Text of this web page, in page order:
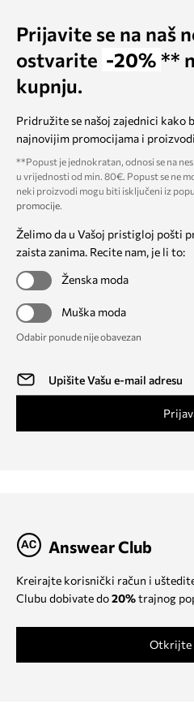
Prijavite se na naš
ostvarite -20% **
kupnju.
Pridružite se našoj zajednici kako
najnovijim promocijama i
**Popust je jednokratan, odnosi se na
u vrijednosti od min. 80€. Popust se ne
neki proizvodi mogu biti isključeni iz
promocije.
Želimo da u Vašoj pristigloj pošti
zaista zanima. Recite nam, je li to:
Ženska moda
Muška moda
Odabir ponude nije obavezan
Answear Club
Kreirajte korisnički račun i
Clubu dobivate do20%trajnog
Otkrijte